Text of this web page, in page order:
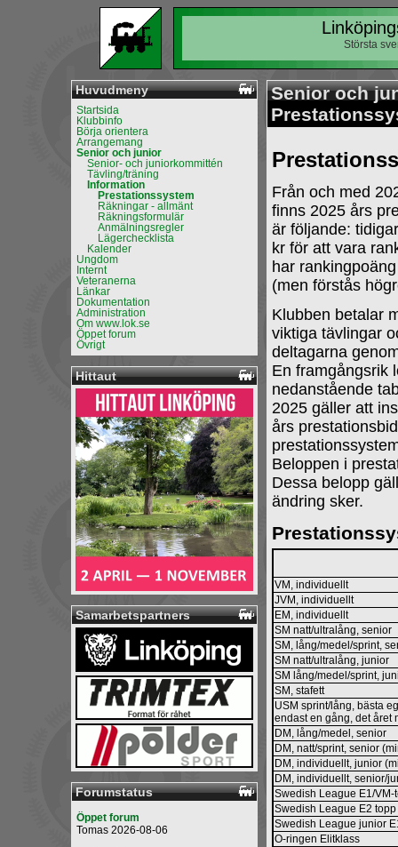
Största
Huvudmeny
Startsida
Klubbinfo
Börja orientera
Arrangemang
Senior och junior
Senior- och juniorkommittén
Tävling/träning
Information
Prestationssystem
Räkningar - allmänt
Räkningsformulär
Anmälningsregler
Lägerchecklista
Kalender
Ungdom
Internt
Veteranerna
Länkar
Dokumentation
Administration
Om www.lok.se
Öppet forum
Övrigt
Hittaut
Samarbetspartners
Forumstatus
Öppet forum
Tomas 2026-08-06
Senior och
Från och med
finns 2025 års
är följande:
kr för att vara
har
(men förstås
Klubben betalar
viktiga tävlingar
deltagarna
En framgångsrik
nedanstående
2025 gäller att
års
Beloppen i
Dessa belopp
ändring sker.
VM, individuellt
JVM, individuellt
EM, individuellt
SM natt/ultralång, senior
SM, lång/medel/sprint,
SM natt/ultralång, junior
SM lång/medel/sprint,
SM, stafett
USM sprint/lång, bästa
endast en gång, det året
DM, lång/medel, senior
DM, natt/sprint, senior
DM, individuellt, junior
DM, individuellt, senior/
Swedish League E1/VM-
Swedish League E2
Swedish League junior
O-ringen Elitklass